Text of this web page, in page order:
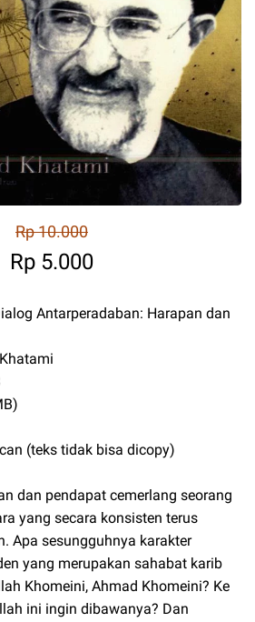
Rp 10.000
Rp 5.000
Antarperadaban: Harapan dan
(teks tidak bisa dicopy)
dan pendapat cemerlang seorang
yang secara konsisten terus
Apa sesungguhnya karakter
yang merupakan sahabat karib
Khomeini, Ahmad Khomeini? Ke
ini ingin dibawanya? Dan